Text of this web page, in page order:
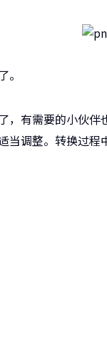
，有需要的小伙
调整。转换过程